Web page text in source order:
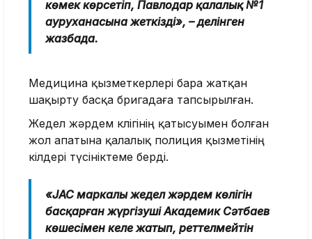
көмек көрсетіп, Павлодар қалалық №1
ауруханасына жеткізді», – делінген
жазбада.
Медицина қызметкерлері бара жатқан
шақырту басқа бригадаға тапсырылған.
Жедел жәрдем көлігінің қатысуымен болған
жол апатына қалалық полиция қызметінің
өкілдері түсініктеме берді.
«JAC маркалы жедел жәрдем көлігін
басқарған жүргізуші Академик Сәтбаев
көшесімен келе жатып, реттелмейтін